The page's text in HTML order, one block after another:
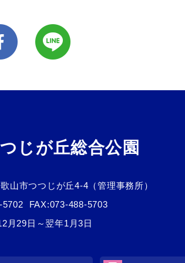
じが丘総合公園
山市つつじが丘4-4（管理事務所）
5702
FAX:073-488-5703
月29日～翌年1月3日